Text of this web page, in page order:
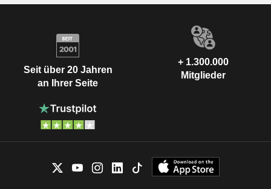
Seit über 20 Jahren
an Ihrer Seite
+ 1.300.000
Mitglieder